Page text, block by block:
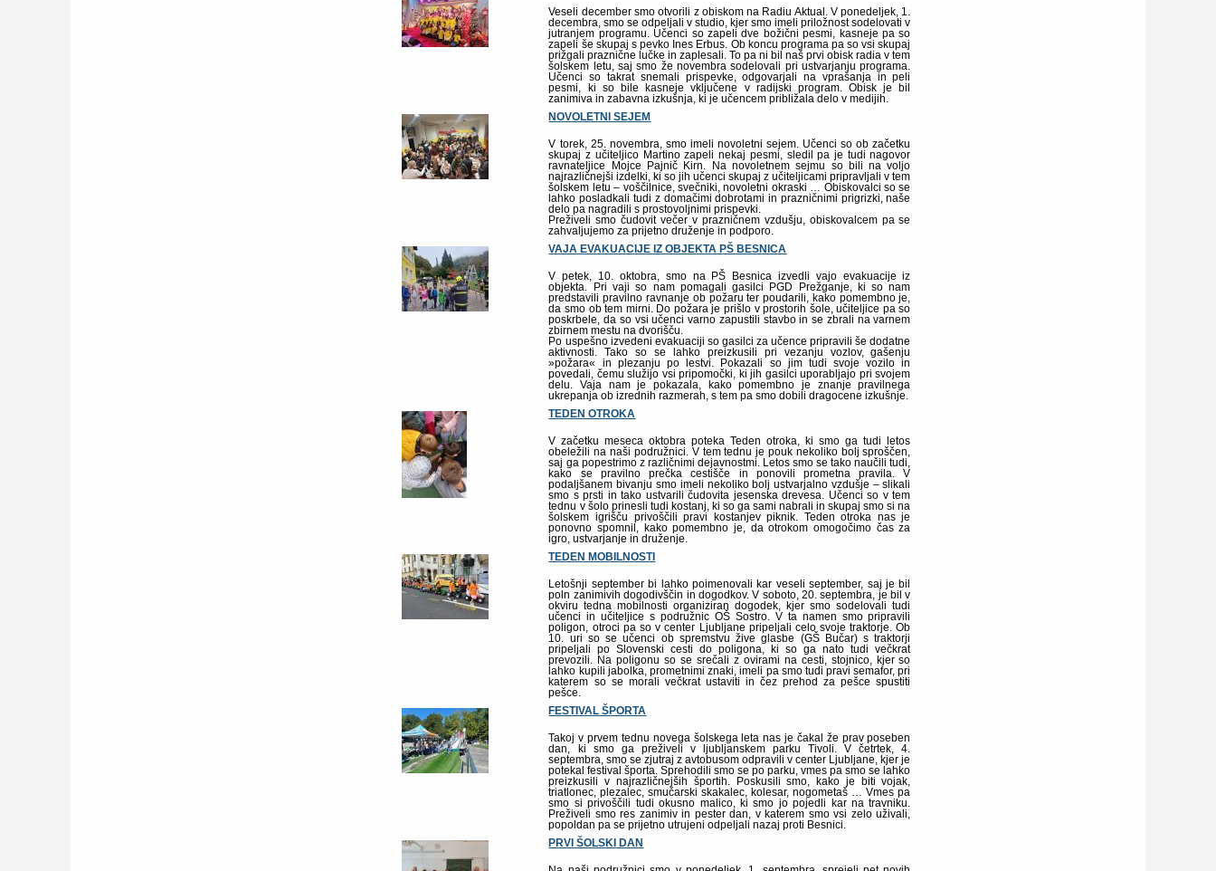
Veseli december smo otvorili z obiskom na Radiu Aktual. V ponedeljek, 1.
decembra, smo se odpeljali v studio, kjer smo imeli priložnost sodelovati v
jutranjem programu. Učenci so zapeli dve božični pesmi, kasneje pa so
zapeli še skupaj s pevko Ines Erbus. Ob koncu programa pa so vsi skupaj
prižgali praznične lučke in zaplesali. To pa ni bil naš prvi obisk radia v tem
šolskem letu, saj smo že novembra sodelovali pri ustvarjanju programa.
Učenci so takrat snemali prispevke, odgovarjali na vprašanja in peli
pesmi, ki so bile kasneje vključene v radijski program. Obisk je bil
zanimiva in zabavna izkušnja, ki je učencem približala delo v medijih.
NOVOLETNI SEJEM
V torek, 25. novembra, smo imeli novoletni sejem. Učenci so ob začetku
skupaj z učiteljico Martino zapeli nekaj pesmi, sledil pa je tudi nagovor
ravnateljice Mojce Pajnič Kirn. Na novoletnem sejmu so bili na voljo
najrazličnejši izdelki, ki so jih učenci skupaj z učiteljicami pripravljali v tem
šolskem letu – voščilnice, svečniki, novoletni okraski … Obiskovalci so se
lahko posladkali tudi z domačimi dobrotami in prazničnimi prigrizki, naše
delo pa nagradili s prostovoljnimi prispevki.
Preživeli smo čudovit večer v prazničnem vzdušju, obiskovalcem pa se
zahvaljujemo za prijetno druženje in podporo.
VAJA EVAKUACIJE IZ OBJEKTA PŠ BESNICA
V petek, 10. oktobra, smo na PŠ Besnica izvedli vajo evakuacije iz
objekta. Pri vaji so nam pomagali gasilci PGD Prežganje, ki so nam
predstavili pravilno ravnanje ob požaru ter poudarili, kako pomembno je,
da smo ob tem mirni. Do požara je prišlo v prostorih šole, učiteljice pa so
poskrbele, da so vsi učenci varno zapustili stavbo in se zbrali na varnem
zbirnem mestu na dvorišču.
Po uspešno izvedeni evakuaciji so gasilci za učence pripravili še dodatne
aktivnosti. Tako so se lahko preizkusili pri vezanju vozlov, gašenju
»požara« in plezanju po lestvi. Pokazali so jim tudi svoje vozilo in
povedali, čemu služijo vsi pripomočki, ki jih gasilci uporabljajo pri svojem
delu. Vaja nam je pokazala, kako pomembno je znanje pravilnega
ukrepanja ob izrednih razmerah, s tem pa smo dobili dragocene izkušnje.
TEDEN OTROKA
V začetku meseca oktobra poteka Teden otroka, ki smo ga tudi letos
obeležili na naši podružnici. V tem tednu je pouk nekoliko bolj sproščen,
saj ga popestrimo z različnimi dejavnostmi. Letos smo se tako naučili tudi,
kako se pravilno prečka cestišče in ponovili prometna pravila. V
podaljšanem bivanju smo imeli nekoliko bolj ustvarjalno vzdušje – slikali
smo s prsti in tako ustvarili čudovita jesenska drevesa. Učenci so v tem
tednu v šolo prinesli tudi kostanj, ki so ga sami nabrali in skupaj smo si na
šolskem igrišču privoščili pravi kostanjev piknik. Teden otroka nas je
ponovno spomnil, kako pomembno je, da otrokom omogočimo čas za
igro, ustvarjanje in druženje.
TEDEN MOBILNOSTI
Letošnji september bi lahko poimenovali kar veseli september, saj je bil
poln zanimivih dogodivščin in dogodkov. V soboto, 20. septembra, je bil v
okviru tedna mobilnosti organiziran dogodek, kjer smo sodelovali tudi
učenci in učiteljice s podružnic OŠ Sostro. V ta namen smo pripravili
poligon, otroci pa so v center Ljubljane pripeljali celo svoje traktorje. Ob
10. uri so se učenci ob spremstvu žive glasbe (GŠ Bučar) s traktorji
pripeljali po Slovenski cesti do poligona, ki so ga nato tudi večkrat
prevozili. Na poligonu so se srečali z ovirami na cesti, stojnico, kjer so
lahko kupili jabolka, prometnimi znaki, imeli pa smo tudi pravi semafor, pri
katerem so se morali večkrat ustaviti in čez prehod za pešce spustiti
pešce.
FESTIVAL ŠPORTA
Takoj v prvem tednu novega šolskega leta nas je čakal že prav poseben
dan, ki smo ga preživeli v ljubljanskem parku Tivoli. V četrtek, 4.
septembra, smo se zjutraj z avtobusom odpravili v center Ljubljane, kjer je
potekal festival športa. Sprehodili smo se po parku, vmes pa smo se lahko
preizkusili v najrazličnejših športih. Poskusili smo, kako je biti vojak,
triatlonec, plezalec, smučarski skakalec, kolesar, nogometaš … Vmes pa
smo si privoščili tudi okusno malico, ki smo jo pojedli kar na travniku.
Preživeli smo res zanimiv in pester dan, v katerem smo vsi zelo uživali,
popoldan pa se prijetno utrujeni odpeljali nazaj proti Besnici.
PRVI ŠOLSKI DAN